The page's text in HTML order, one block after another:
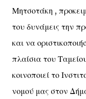
Μητσοτάκη ,
του δυνάμεις την
και να
πλαίσια του
κοινοποιεί το
νομού μας στον